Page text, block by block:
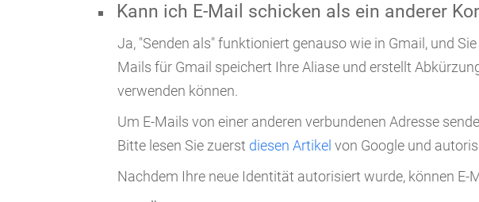
Kann ich E-Mail schicken als ein anderer
Ja, "Senden als" funktioniert genauso wie in Gmail, und
Mails für Gmail speichert Ihre Aliase und erstellt
verwenden können.
Um E-Mails von einer anderen verbundenen Adresse
Bitte lesen Sie zuerst diesen Artikel von Google und
Nachdem Ihre neue Identität autorisiert wurde, können